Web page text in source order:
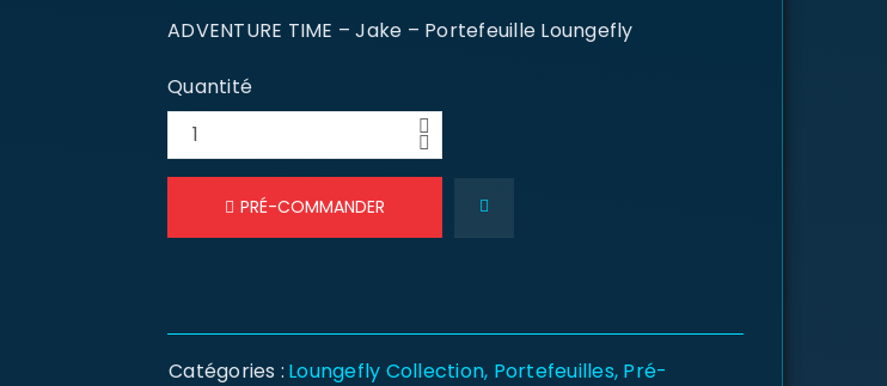
ADVENTURE TIME – Jake – Portefeuille Loungefly
Quantité
PRÉ-COMMANDER
Catégories : Loungefly Collection, Portefeuilles, Pré-